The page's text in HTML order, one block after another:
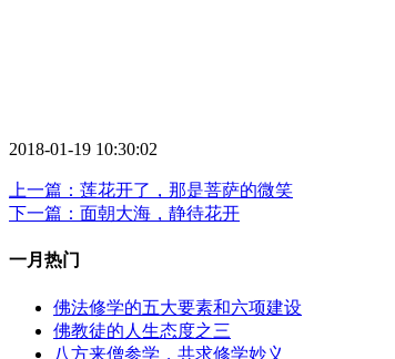
2018-01-19 10:30:02
上一篇：莲花开了，那是菩萨的微笑
下一篇：面朝大海，静待花开
一月热门
佛法修学的五大要素和六项建设
佛教徒的人生态度之三
八方来僧参学，共求修学妙义